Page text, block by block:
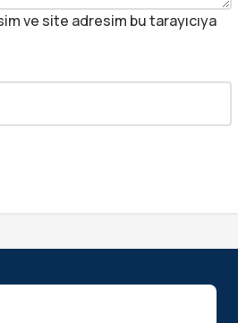
ve site adresim bu tarayıcıya